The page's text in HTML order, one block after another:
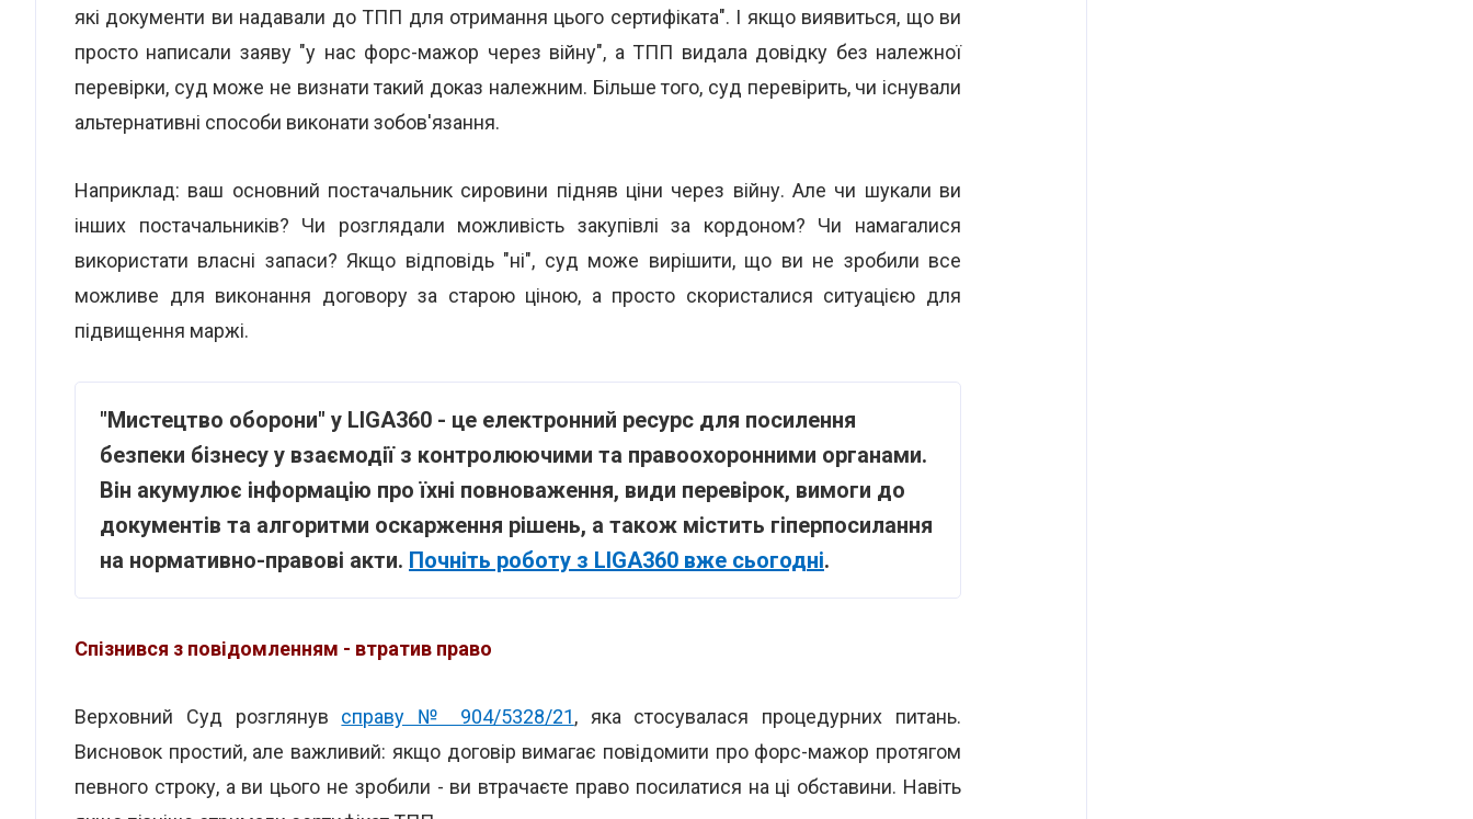
які документи ви надавали до ТПП для отримання цього сертифіката". І якщо виявиться, що ви
просто написали заяву "у нас форс-мажор через війну", а ТПП видала довідку без належної
перевірки, суд може не визнати такий доказ належним. Більше того, суд перевірить, чи існували
альтернативні способи виконати зобов'язання.
Наприклад: ваш основний постачальник сировини підняв ціни через війну. Але чи шукали ви
інших постачальників? Чи розглядали можливість закупівлі за кордоном? Чи намагалися
використати власні запаси? Якщо відповідь "ні", суд може вирішити, що ви не зробили все
можливе для виконання договору за старою ціною, а просто скористалися ситуацією для
підвищення маржі.
"Мистецтво оборони" у LIGA360 - це електронний ресурс для посилення
безпеки бізнесу у взаємодії з контролюючими та правоохоронними органами.
Він акумулює інформацію про їхні повноваження, види перевірок, вимоги до
документів та алгоритми оскарження рішень, а також містить гіперпосилання
на нормативно-правові акти. Почніть роботу з LIGA360 вже сьогодні.
Спізнився з повідомленням - втратив право
Верховний Суд розглянув справу № 904/5328/21, яка стосувалася процедурних питань.
Висновок простий, але важливий: якщо договір вимагає повідомити про форс-мажор протягом
певного строку, а ви цього не зробили - ви втрачаєте право посилатися на ці обставини. Навіть